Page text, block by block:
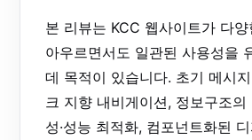
본 리뷰는 KCC 웹사이트가 다
아우르면서도 일관된 사용성을
데 목적이 있습니다. 초기 메시
크 지향 내비게이션, 정보구조의
성·성능 최적화, 컴포넌트화된